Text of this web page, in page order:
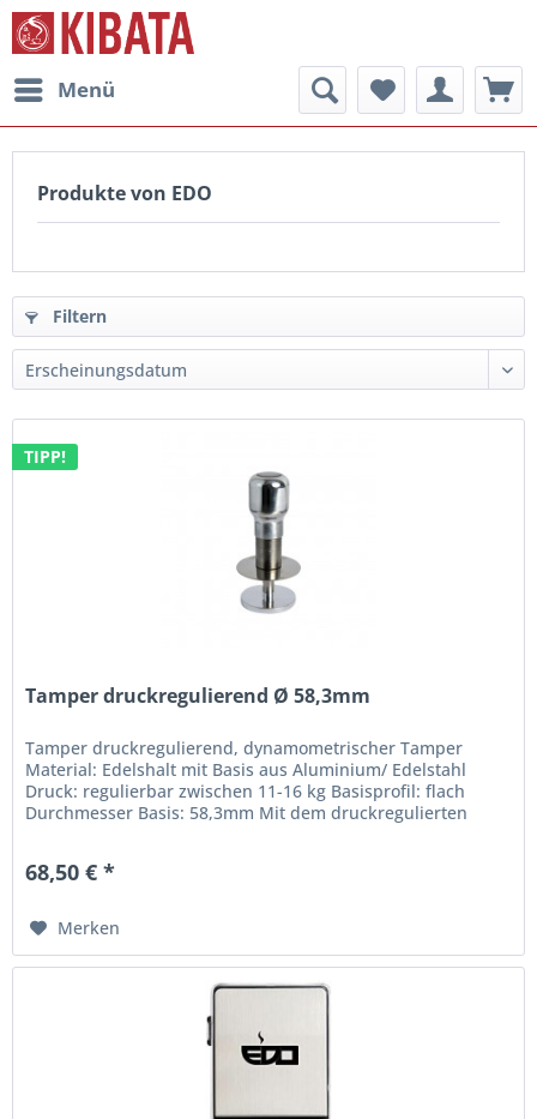
Menü
Produkte von EDO
Filtern
TIPP!
Tamper druckregulierend Ø 58,3mm
Tamper druckregulierend, dynamometrischer Tamper
Material: Edelshalt mit Basis aus Aluminium/ Edelstahl
Druck: regulierbar zwischen 11-16 kg Basisprofil: flach
Durchmesser Basis: 58,3mm Mit dem druckregulierten
68,50 € *
Merken